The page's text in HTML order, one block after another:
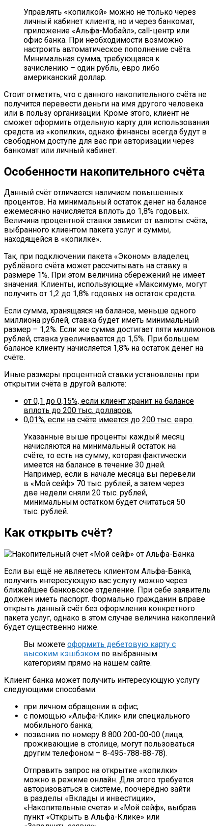
Управлять «копилкой» можно не только через
личный кабинет клиента, но и через банкомат,
приложение «Альфа-Мобайл», call-центр или
офис банка. При необходимости возможно
настроить автоматическое пополнение счёта.
Минимальная сумма, требующаяся к
зачислению – один рубль, евро либо
американский доллар.
Стоит отметить, что с данного накопительного счёта не
получится перевести деньги на имя другого человека
или в пользу организации. Кроме этого, клиент не
сможет оформить отдельную карту для использования
средств из «копилки», однако финансы всегда будут в
свободном доступе для вас при авторизации через
банкомат или личный кабинет.
Особенности накопительного счёта
Данный счёт отличается наличием повышенных
процентов. На минимальный остаток денег на балансе
ежемесячно начисляется вплоть до 1,8% годовых.
Величина процентной ставки зависит от валюты счёта,
выбранного клиентом пакета услуг и суммы,
находящейся в «копилке».
Так, при подключении пакета «Эконом» владелец
рублёвого счёта может рассчитывать на ставку в
размере 1%. При этом величина сбережений не имеет
значения. Клиенты, использующие «Максимум», могут
получить от 1,2 до 1,8% годовых на остаток средств.
Если сумма, хранящаяся на балансе, меньше одного
миллиона рублей, ставка будет иметь минимальный
размер – 1,2%. Если же сумма достигает пяти миллионов
рублей, ставка увеличивается до 1,5%. При большем
балансе клиенту начисляется 1,8% на остаток денег на
счёте.
Иные размеры процентной ставки установлены при
открытии счёта в другой валюте:
от 0,1 до 0,15%, если клиент хранит на балансе
вплоть до 200 тыс. долларов;
0,01%, если на счёте имеется до 200 тыс. евро.
Указанные выше проценты каждый месяц
начисляются на минимальный остаток на
счёте, то есть на сумму, которая фактически
имеется на балансе в течение 30 дней.
Например, если в начале месяца вы перевели
в «Мой сейф» 70 тыс. рублей, а затем через
две недели сняли 20 тыс. рублей,
минимальным остатком будет считаться 50
тыс. рублей.
Как открыть счёт?
Если вы ещё не являетесь клиентом Альфа-Банка,
получить интересующую вас услугу можно через
ближайшее банковское отделение. При себе заявитель
должен иметь паспорт. Формально гражданин вправе
открыть данный счёт без оформления конкретного
пакета услуг, однако в этом случае величина накоплений
будет существенно ниже.
Вы можете оформить дебетовую карту с
высоким кэшбэком по выбранным
категориям прямо на нашем сайте.
Клиент банка может получить интересующую услугу
следующими способами:
при личном обращении в офис;
с помощью «Альфа-Клик» или специального
мобильного банка;
позвонив по номеру 8 800 200-00-00 (лица,
проживающие в столице, могут пользоваться
другим телефоном – 8-495-788-88-78).
Отправить запрос на открытие «копилки»
можно в режиме онлайн. Для этого требуется
авторизоваться в системе, поочерёдно зайти
в разделы «Вклады и инвестиции»,
«Накопительные счета» и «Мой сейф», выбрав
пункт «Открыть в Альфа-Клике» или